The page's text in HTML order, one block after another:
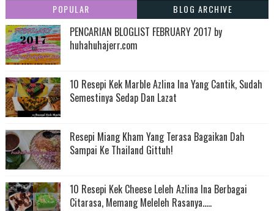
POPULAR BLOG ARCHIVE
PENCARIAN BLOGLIST FEBRUARY 2017 by
huhahuhajerr.com
10 Resepi Kek Marble Azlina Ina Yang Cantik, Sudah
Semestinya Sedap Dan Lazat
Resepi Miang Kham Yang Terasa Bagaikan Dah
Sampai Ke Thailand Gittuh!
10 Resepi Kek Cheese Leleh Azlina Ina Berbagai
Citarasa, Memang Meleleh Rasanya.....